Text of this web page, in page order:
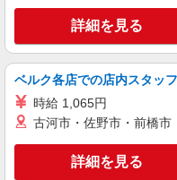
を含む [夜勤]1回分 ・介護福祉士：34,360円〜 [別
途] ・残
より変動
ミモ
中央2丁目
キープ
アルバイト パート
ミモザ湯河原温々
グルー
時給：1,420円〜
詳細を見る
ベルク各店での店内スタッフ
時給 1,065円
古河市・佐野市・前橋
詳細を見る